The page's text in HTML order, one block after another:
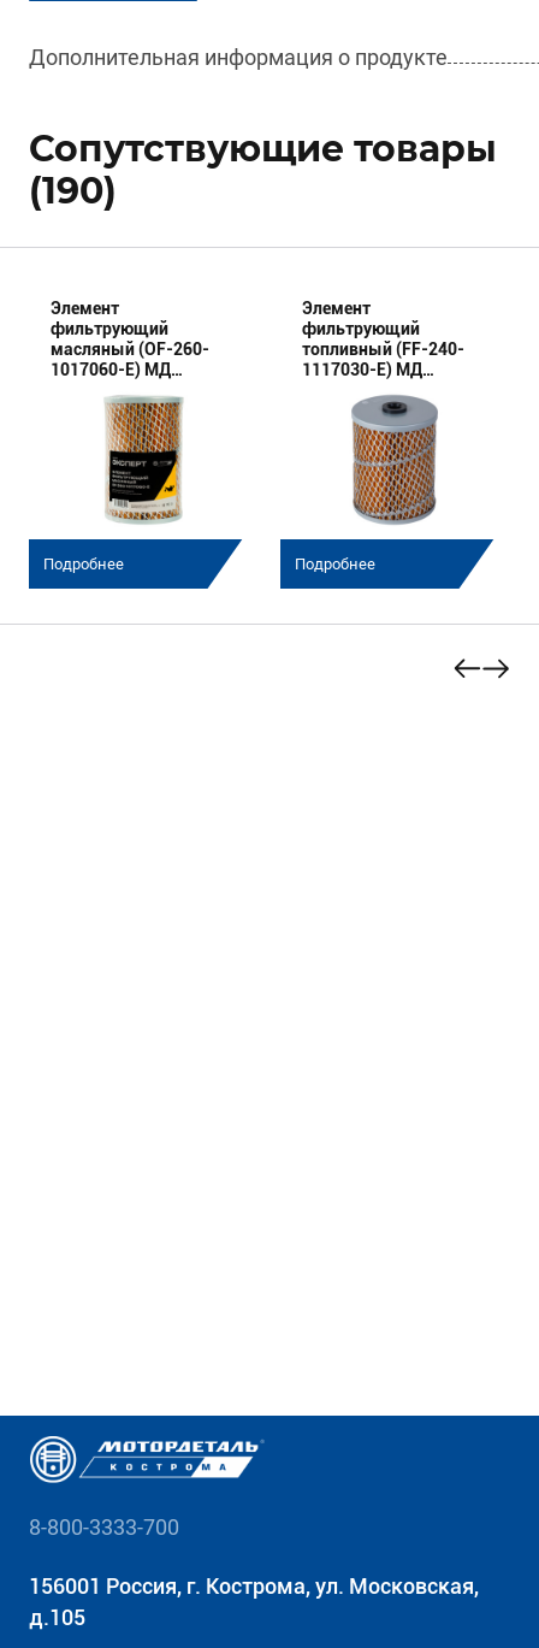
Дополнительная информация о продукте
Сопутствующие товары
(190)
Элемент
фильтрующий
масляный (OF-260-
1017060-E) МД
(Эксперт)
Подробнее
Элемент
фильтрующий
топливный (FF-240-
1117030-E) МД
Подробнее
8-800-3333-700
156001 Россия, г. Кострома, ул. Московская,
д.105